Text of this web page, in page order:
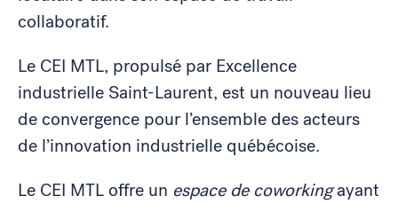
collaboratif.
Le CEI MTL, propulsé par Excellence
industrielle Saint-Laurent, est un nouveau lieu
de convergence pour l’ensemble des acteurs
de l’innovation industrielle québécoise.
Le CEI MTL offre un espace de coworkingayant